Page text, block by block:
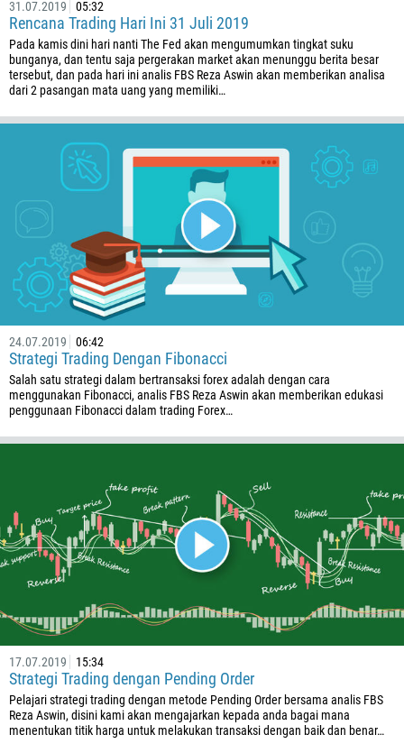
31.07.2019 05:32
Rencana Trading Hari Ini 31 Juli 2019
Pada kamis dini hari nanti The Fed akan mengumumkan tingkat suku
bunganya, dan tentu saja pergerakan market akan menunggu berita besar
tersebut, dan pada hari ini analis FBS Reza Aswin akan memberikan analisa
dari 2 pasangan mata uang yang memiliki…
24.07.2019 06:42
Strategi Trading Dengan Fibonacci
Salah satu strategi dalam bertransaksi forex adalah dengan cara
menggunakan Fibonacci, analis FBS Reza Aswin akan memberikan edukasi
penggunaan Fibonacci dalam trading Forex…
17.07.2019 15:34
Strategi Trading dengan Pending Order
Pelajari strategi trading dengan metode Pending Order bersama analis FBS
Reza Aswin, disini kami akan mengajarkan kepada anda bagai mana
menentukan titik harga untuk melakukan transaksi dengan baik dan benar…
Ditelepon kembali
Nomor telepon
1
93
355
213
1684
376
244
672
1268
54
374
297
43
994
1242
973
Waktu untuk ditelpon
00:00
Masukkan email Anda
Tuliskan komentar Anda, jika dibutuhkan
TELEPON SAYA KEMBALI